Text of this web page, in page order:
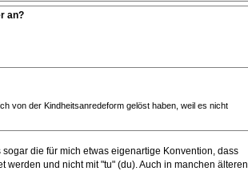
an?
von der Kindheitsanredeform gelöst haben, weil es nicht
die für mich etwas eigenartige Konvention, dass
und nicht mit "tu" (du). Auch in manchen älteren